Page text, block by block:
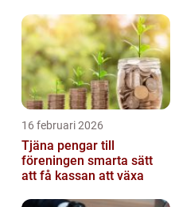
16 februari 2026
Tjäna pengar till
föreningen smarta sätt
att få kassan att växa